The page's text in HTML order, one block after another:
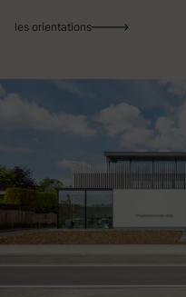
les orientations